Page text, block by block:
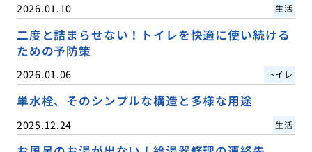
2026.01.10 生活
二度と詰まらせない！トイレを快適に使い続ける
ための予防策
2026.01.06 トイレ
単水栓、そのシンプルな構造と多様な用途
2025.12.24 生活